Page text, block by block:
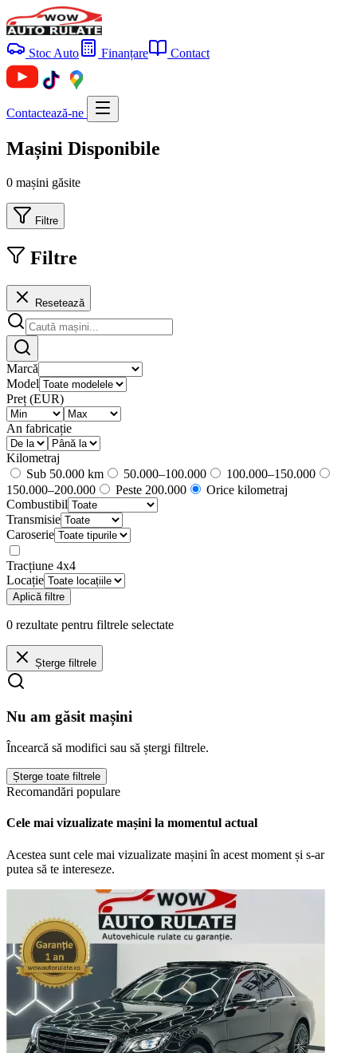
Stoc Auto Finanțare Contact
Contactează-ne
Mașini Disponibile
0 mașini găsite
Filtre
Filtre
Resetează
Marcă
Model
Preț (EUR)
An fabricație
Kilometraj
Sub 50.000 km
50.000–100.000
100.000–150.000
150.000–200.000
Peste 200.000
Orice kilometraj
Combustibil
Transmisie
Caroserie
Tracțiune 4x4
Locație
Aplică filtre
0 rezultate pentru filtrele selectate
Șterge filtrele
Nu am găsit mașini
Încearcă să modifici sau să ștergi filtrele.
Șterge toate filtrele
Recomandări populare
Cele mai vizualizate mașini la momentul actual
Acestea sunt cele mai vizualizate mașini în acest moment și s-ar
putea să te intereseze.